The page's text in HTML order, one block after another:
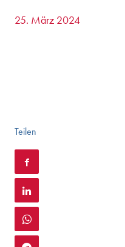
25. März 2024
Teilen